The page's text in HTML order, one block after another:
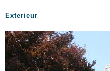
Exterieur